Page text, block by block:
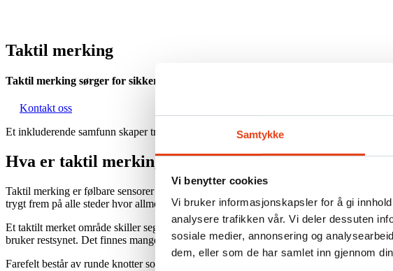
Samtykke
Vi benytter cookies
Vi bruker informasjonskapsler for å gi
analysere trafikken vår. Vi deler dessuten
sosiale medier, annonsering og
dem, eller som de har samlet inn gjennom
Taktil merking
Taktil merking sørger for sikker ferdsel for alle uavhengig av funksjonsevne, og
Kontakt oss
Et inkluderende samfunn skaper trygg ferdsel for alle, både i det daglige og i
Hva er taktil merking?
Taktil merking er følbare sensorer som markerer endringer i banen der mennesker
trygt frem på alle steder hvor allmennheten ferdes og oppholder seg. Dette gjelder alle
Et taktilt merket område skiller seg fra omgivelsene gjennom høydenivå, materialer
bruker restsynet. Det finnes mange forskjellige måter å utforme taktil merking på.
Farefelt består av runde knotter som monteres i et fast mønster, som regel på toppen av